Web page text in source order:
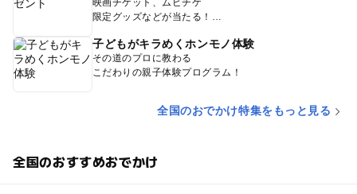
映画チケット、ムビチケ
限定グッズなどが当たる！
子どもがキラめくホンモノ体験
その道のプロに教わる
こだわりの親子体験プログラム！
全国のおでかけ特集をもっと見る
全国のおすすめおでかけ